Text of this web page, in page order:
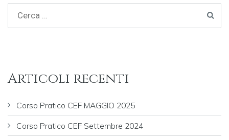
Articoli recenti
Corso Pratico CEF MAGGIO 2025
Corso Pratico CEF Settembre 2024